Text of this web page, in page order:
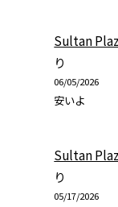
Sultan
り
06/05/2026
安いよ
Sultan
り
05/17/2026